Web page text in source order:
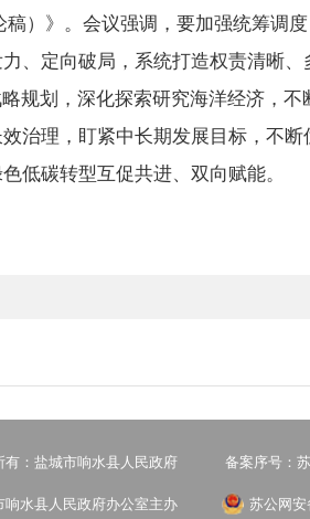
）》。会议强调，要加强统筹调
、定向破局，系统打造权责清晰
规划，深化探索研究海洋经济，
治理，盯紧中长期发展目标，不
低碳转型互促共进、双向赋能。
有：盐城市响水县人民政府 备案序号：
响水县人民政府办公室主办 苏公网安